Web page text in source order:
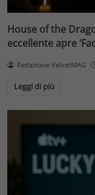
House of the
eccellente apre
Redazione VelvetMAG
Leggi di più